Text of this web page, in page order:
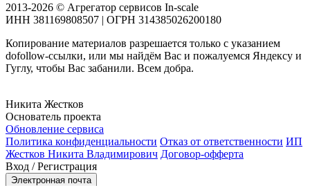
2013-2026 © Агрегатор сервисов In-scale
ИНН 381169808507 | ОГРН 314385026200180
Копирование материалов разрешается только с указанием
dofollow-ссылки, или мы найдём Вас и пожалуемся Яндексу и
Гуглу, чтобы Вас забанили. Всем добра.
Никита Жестков
Основатель проекта
Обновление сервиса
Политика конфиденциальности Отказ от ответственности ИП
Жестков Никита Владимирович Договор-офферта
Вход / Регистрация
Электронная почта